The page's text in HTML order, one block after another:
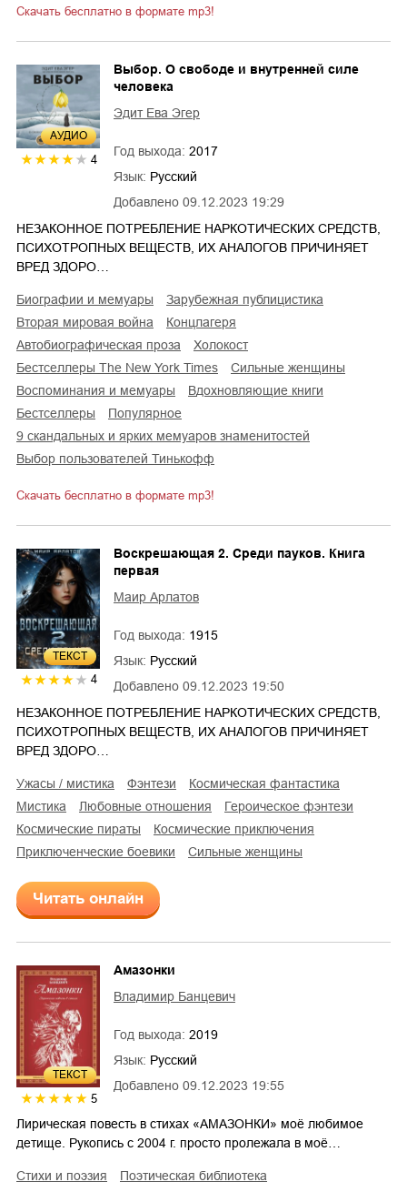
Скачать бесплатно в формате mp3!
AУДИО
4
Добавлено 09.12.2023 19:29
Выбор. О свободе и внутренней силе
человека
Эдит Ева Эгер
Год выхода: 2017
Язык: Русский
НЕЗАКОННОЕ ПОТРЕБЛЕНИЕ НАРКОТИЧЕСКИХ СРЕДСТВ,
ПСИХОТРОПНЫХ ВЕЩЕСТВ, ИХ АНАЛОГОВ ПРИЧИНЯЕТ
ВРЕД ЗДОРО…
биографии и мемуары
зарубежная публицистика
Вторая мировая война
концлагеря
автобиографическая проза
Холокост
бестселлеры The New York Times
сильные женщины
воспоминания и мемуары
вдохновляющие книги
Бестселлеры
Популярное
9 скандальных и ярких мемуаров знаменитостей
Выбор пользователей Тинькофф
Скачать бесплатно в формате mp3!
ТЕКСТ
4 Добавлено 09.12.2023 19:50
Воскрешающая 2. Среди пауков. Книга
первая
Маир Арлатов
Год выхода: 1915
Язык: Русский
НЕЗАКОННОЕ ПОТРЕБЛЕНИЕ НАРКОТИЧЕСКИХ СРЕДСТВ,
ПСИХОТРОПНЫХ ВЕЩЕСТВ, ИХ АНАЛОГОВ ПРИЧИНЯЕТ
ВРЕД ЗДОРО…
ужасы / мистика фэнтези
космическая фантастика
мистика
любовные отношения
героическое фэнтези
космические пираты
космические приключения
приключенческие боевики
сильные женщины
Читать онлайн
ТЕКСТ
5
Добавлено 09.12.2023 19:55
Амазонки
Владимир Банцевич
Год выхода: 2019
Язык: Русский
Лирическая повесть в стихах «АМАЗОНКИ» моё любимое
детище. Рукопись с 2004 г. просто пролежала в моё…
стихи и поэзия
поэтическая библиотека